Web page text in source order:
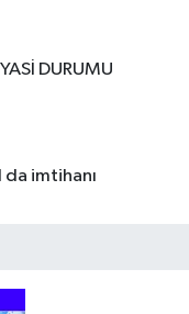
DURUMU
da imtihanı